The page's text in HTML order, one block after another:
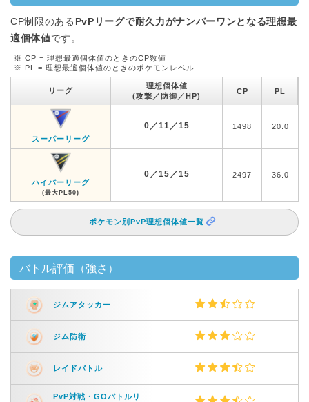
CP制限のある PvPリーグで耐久力がナンバーワンとなる理想最
適個体値です。
※ CP = 理想最適個体値のときのCP数値
※ PL = 理想最適個体値のときのポケモンレベル
リーグ
理想個体値
(攻撃／防御／HP)
CP PL
スーパーリーグ
0／11／15 1498 20.0
ハイパーリーグ
(最大PL50)
0／15／15 2497 36.0
ポケモン別PvP理想個体値一覧
バトル評価（強さ）
ジムアタッカー
ジム防衛
レイドバトル
PvP対戦・GOバトルリ